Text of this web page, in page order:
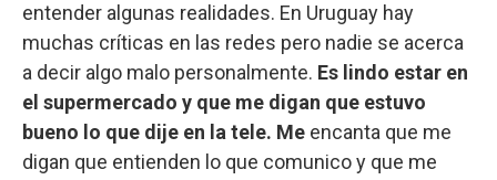
entender algunas realidades. En Uruguay hay
muchas críticas en las redes pero nadie se acerca
a decir algo malo personalmente. Es lindo estar en
el supermercado y que me digan que estuvo
bueno lo que dije en la tele. Me encanta que me
digan que entienden lo que comunico y que me